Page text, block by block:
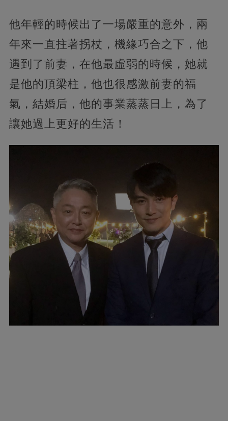
他年輕的時候出了一場嚴重的意外，兩
年來一直拄著拐杖，機緣巧合之下，他
遇到了前妻，在他最虛弱的時候，她就
是他的頂梁柱，他也很感激前妻的福
氣，結婚后，他的事業蒸蒸日上，為了
讓她過上更好的生活！